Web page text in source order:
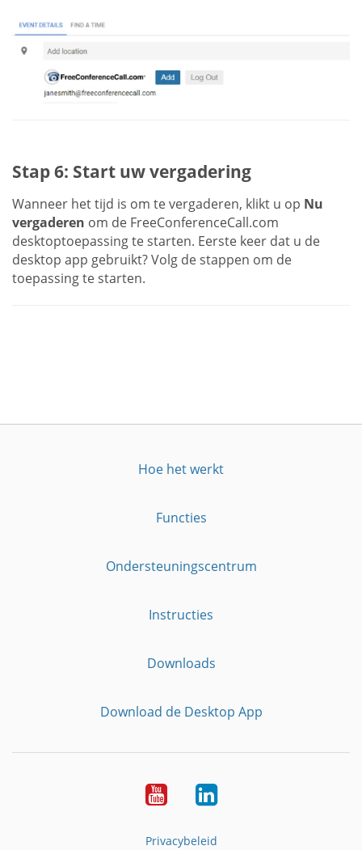
Stap 6: Start uw vergadering
Wanneer het tijd is om te vergaderen, klikt u op Nu
vergaderen om de FreeConferenceCall.com
desktoptoepassing te starten. Eerste keer dat u de
desktop app gebruikt? Volg de stappen om de
toepassing te starten.
Hoe het werkt
Functies
Ondersteuningscentrum
Instructies
Downloads
Download de Desktop App
YouTubeLinkedIn
Privacybeleid